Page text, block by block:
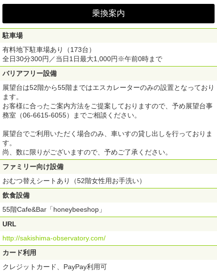
乗換案内
駐車場
有料地下駐車場あり（173台）
全日30分300円／当日1日最大1,000円※午前0時まで
バリアフリー設備
展望台は52階から55階まではエスカレーターのみの設置となっており
ます。
お客様に合ったご案内方法をご提案しておりますので、予め展望台事
務室（06-6615-6055）までご相談ください。
展望台でご利用いただく場合のみ、車いすの貸し出しを行っておりま
す。
尚、数に限りがございますので、予めご了承ください。
ファミリー向け設備
おむつ替えシートあり（52階女性用お手洗い）
飲食設備
55階Cafe&Bar「honeybeeshop」
URL
http://sakishima-observatory.com/
カード利用
クレジットカード、PayPay利用可